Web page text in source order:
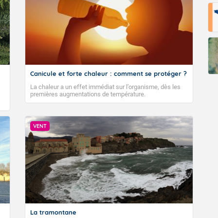
Fermer
Canicule et forte chaleur : comment se protéger ?
La chaleur a un effet immédiat sur l’organisme, dès les
premières augmentations de température.
VENT
La tramontane